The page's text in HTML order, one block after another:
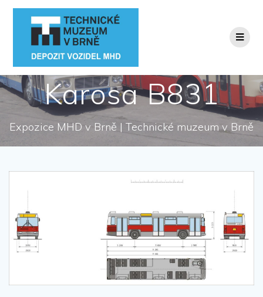
Přeskočit
Karosa B831
Expozice MHD v Brně | Technické muzeum v Brně